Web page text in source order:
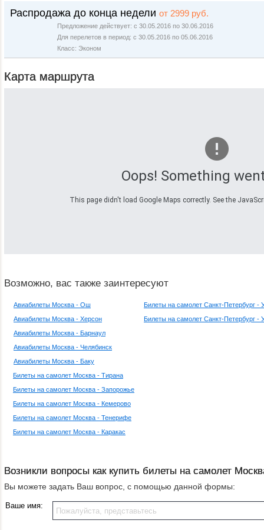
Распродажа до конца недели от 2999 руб.
Предложение действует: с 30.05.2016 по 30.06.2016
Для перелетов в период: с 30.05.2016 по 05.06.2016
Класс: Эконом
Карта маршрута
Oops! Something
This page didn't load Google Maps correctly. See the
Возможно, вас также заинтересуют
Авиабилеты Москва - Ош
Авиабилеты Москва - Херсон
Авиабилеты Москва - Барнаул
Авиабилеты Москва - Челябинск
Авиабилеты Москва - Баку
Билеты на самолет Москва - Тирана
Билеты на самолет Москва - Запорожье
Билеты на самолет Москва - Кемерово
Билеты на самолет Москва - Тенерифе
Билеты на самолет Москва - Каракас
Билеты на самолет Санкт-Петербург -
Билеты на самолет Санкт-Петербург -
Возникли вопросы как купить билеты на самолет
Вы можете задать Ваш вопрос, с помощью данной формы:
Ваше имя: